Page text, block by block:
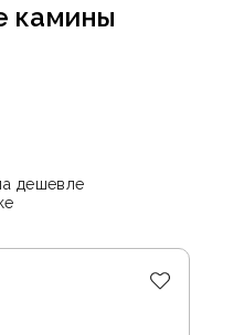
камины
дешевле